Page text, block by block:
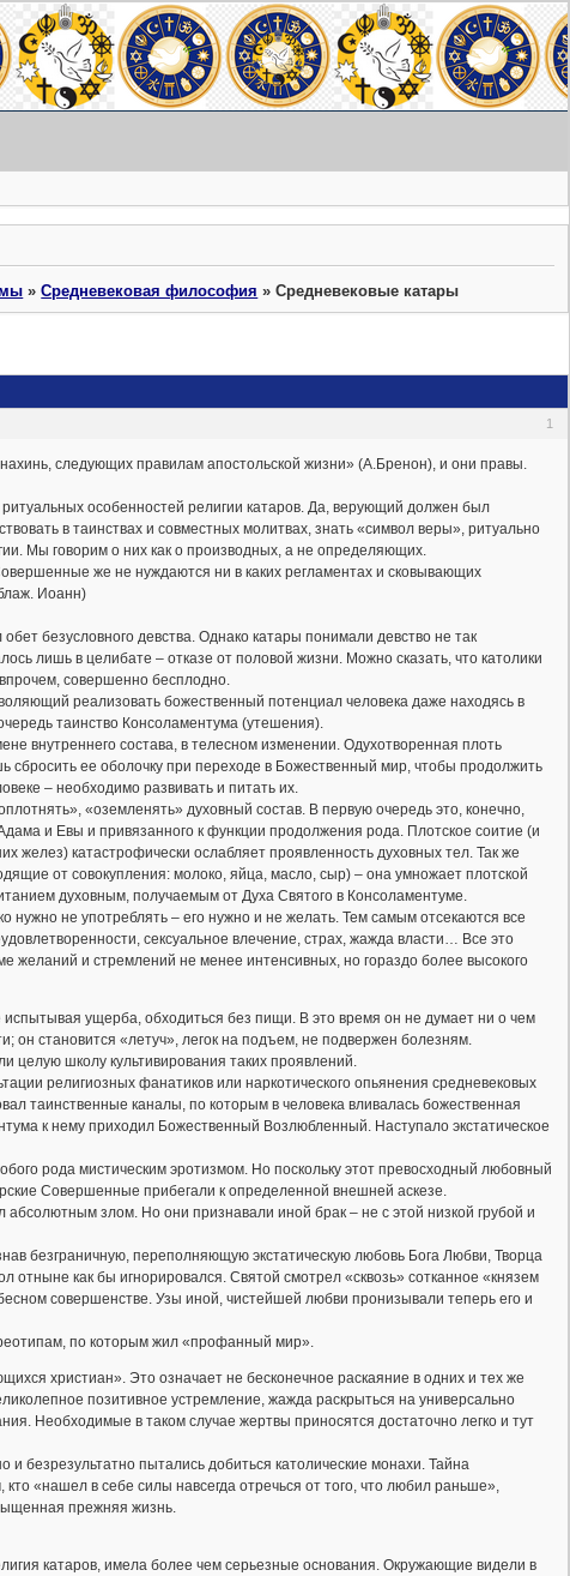
»Средневековая философия »Средневековые катары
1
следующих правилам апостольской жизни» (А.Бренон), и они правы.
особенностей религии катаров. Да, верующий должен был
в таинствах и совместных молитвах, знать «символ веры», ритуально
Мы говорим о них как о производных, а не определяющих.
же не нуждаются ни в каких регламентах и сковывающих
Иоанн)
безусловного девства. Однако катары понимали девство не так
лишь в целибате – отказе от половой жизни. Можно сказать, что католики
совершенно бесплодно.
реализовать божественный потенциал человека даже находясь в
таинство Консоламентума (утешения).
внутреннего состава, в телесном изменении. Одухотворенная плоть
ее оболочку при переходе в Божественный мир, чтобы продолжить
– необходимо развивать и питать их.
«оземленять» духовный состав. В первую очередь это, конечно,
и Евы и привязанного к функции продолжения рода. Плотское соитие (и
желез) катастрофически ослабляет проявленность духовных тел. Так же
от совокупления: молоко, яйца, масло, сыр) – она умножает плотской
духовным, получаемым от Духа Святого в Консоламентуме.
нужно не употреблять – его нужно и не желать. Тем самым отсекаются все
сексуальное влечение, страх, жажда власти… Все это
желаний и стремлений не менее интенсивных, но гораздо более высокого
ущерба, обходиться без пищи. В это время он не думает ни о чем
он становится «летуч», легок на подъем, не подвержен болезням.
целую школу культивирования таких проявлений.
религиозных фанатиков или наркотического опьянения средневековых
таинственные каналы, по которым в человека вливалась божественная
к нему приходил Божественный Возлюбленный. Наступало экстатическое
рода мистическим эротизмом. Но поскольку этот превосходный любовный
Совершенные прибегали к определенной внешней аскезе.
злом. Но они признавали иной брак – не с этой низкой грубой и
безграничную, переполняющую экстатическую любовь Бога Любви, Творца
как бы игнорировался. Святой смотрел «сквозь» сотканное «князем
совершенстве. Узы иной, чистейшей любви пронизывали теперь его и
по которым жил «профанный мир».
христиан». Это означает не бесконечное раскаяние в одних и тех же
позитивное устремление, жажда раскрыться на универсально
Необходимые в таком случае жертвы приносятся достаточно легко и тут
и безрезультатно пытались добиться католические монахи. Тайна
«нашел в себе силы навсегда отречься от того, что любил раньше»,
прежняя жизнь.
катаров, имела более чем серьезные основания. Окружающие видели в